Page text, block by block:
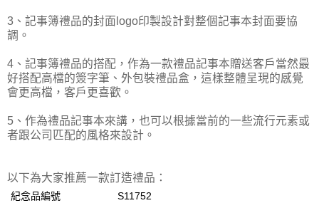
3、記事簿禮品的封面logo印製設計對整個記事本封面要協
調。
4、記事簿禮品的搭配，作為一款禮品記事本贈送客戶當然最
好搭配高檔的簽字筆、外包裝禮品盒，這樣整體呈現的感覺
會更高檔，客戶更喜歡。
5、作為禮品記事本來講，也可以根據當前的一些流行元素或
者跟公司匹配的風格來設計。
以下為大家推薦一款訂造禮品：
紀念品編號
S11752